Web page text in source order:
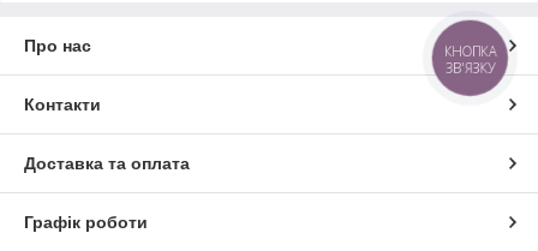
Про нас
Контакти
Доставка та оплата
Графік роботи
КНОПКА
ЗВ'ЯЗКУ